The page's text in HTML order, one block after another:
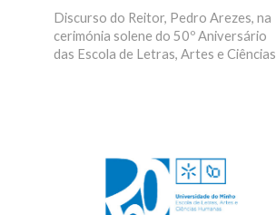
Discurso do Reitor, Pedro Arezes, na
cerimónia solene do 50º Aniversário
das Escola de Letras, Artes e Ciências